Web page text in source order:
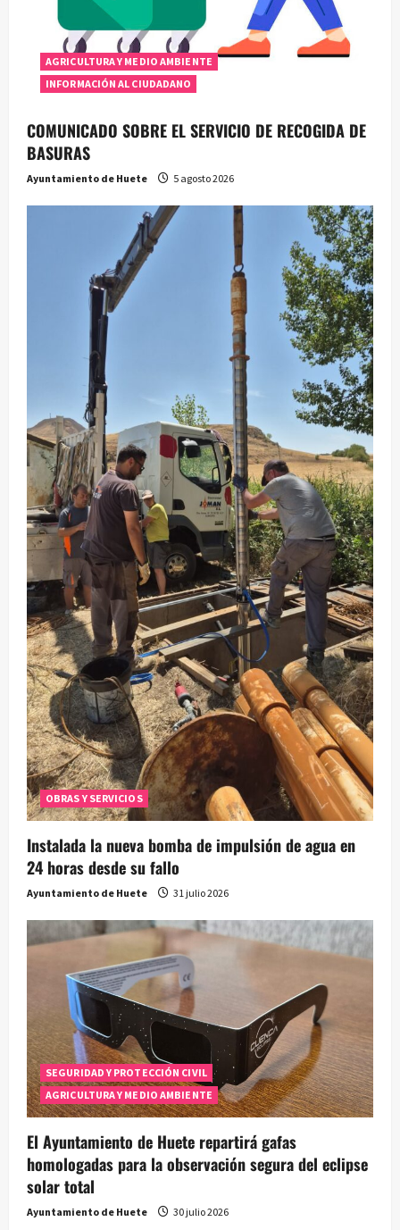
AGRICULTURA Y MEDIO AMBIENTE
INFORMACIÓN AL CIUDADANO
COMUNICADO SOBRE EL SERVICIO DE RECOGIDA DE
BASURAS
Ayuntamiento de Huete 5 agosto 2026
OBRAS Y SERVICIOS
Instalada la nueva bomba de impulsión de agua en
24 horas desde su fallo
Ayuntamiento de Huete 31 julio 2026
SEGURIDAD Y PROTECCIÓN CIVIL
AGRICULTURA Y MEDIO AMBIENTE
El Ayuntamiento de Huete repartirá gafas
homologadas para la observación segura del eclipse
solar total
Ayuntamiento de Huete 30 julio 2026